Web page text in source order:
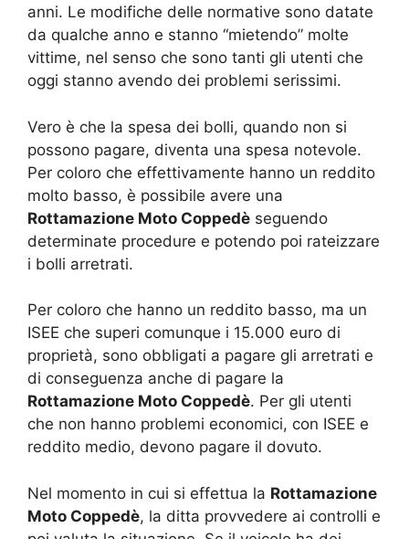
anni. Le modifiche delle normative sono datate
da qualche anno e stanno “mietendo” molte
vittime, nel senso che sono tanti gli utenti che
oggi stanno avendo dei problemi serissimi.
Vero è che la spesa dei bolli, quando non si
possono pagare, diventa una spesa notevole.
Per coloro che effettivamente hanno un reddito
molto basso, è possibile avere una
Rottamazione Moto Coppedè seguendo
determinate procedure e potendo poi rateizzare
i bolli arretrati.
Per coloro che hanno un reddito basso, ma un
ISEE che superi comunque i 15.000 euro di
proprietà, sono obbligati a pagare gli arretrati e
di conseguenza anche di pagare la
Rottamazione Moto Coppedè. Per gli utenti
che non hanno problemi economici, con ISEE e
reddito medio, devono pagare il dovuto.
Nel momento in cui si effettua la Rottamazione
Moto Coppedè, la ditta provvedere ai controlli e